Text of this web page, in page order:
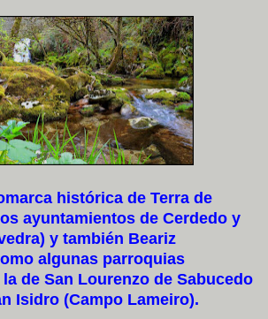
histórica de Terra de
ayuntamientos de Cerdedo y
y también Beariz
algunas parroquias
de San Lourenzo de Sabucedo
Isidro (Campo Lameiro).